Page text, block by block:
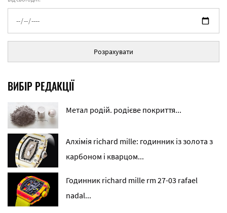
Розрахувати
ВИБІР РЕДАКЦІЇ
Метал родій. родієве покриття...
Алхімія richard mille: годинник із золота з
карбоном і кварцом...
Годинник richard mille rm 27-03 rafael
nadal...